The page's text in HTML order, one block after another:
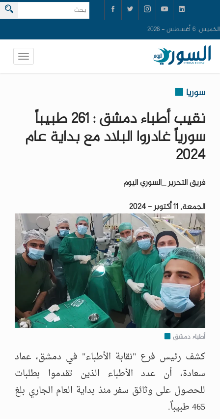
الخميس, 6 أغسطس - 2026
سوريا
نقيب أطباء دمشق : 261 طبيباً
سورياً غادروا البلاد مع بداية عام
2024
فريق التحرير _السوري اليوم
الجمعة, 11 أكتوبر - 2024
أطباء دمشق
كشف رئيس فرع "نقابة الأطباء" في دمشق، عماد
سعادة، أن عدد الأطباء الذين تقدموا بطلبات
للحصول على وثائق سفر منذ بداية العام الجاري بلغ
465 طبيباً.